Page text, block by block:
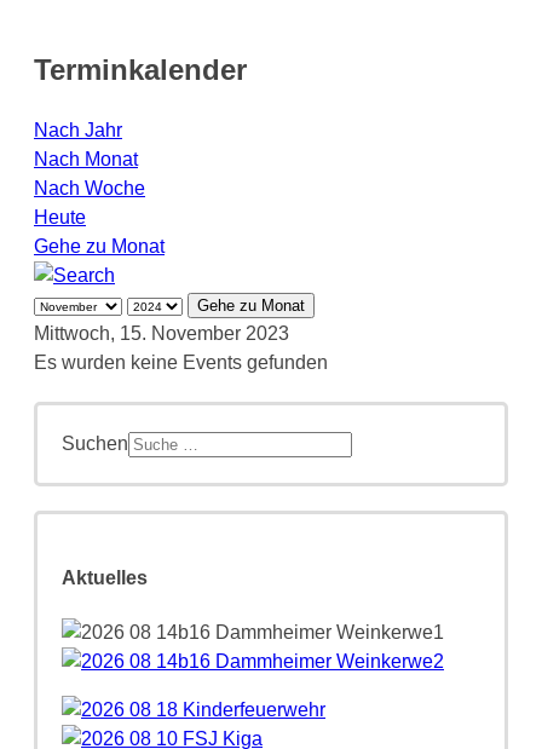
Terminkalender
Nach Jahr
Nach Monat
Nach Woche
Heute
Gehe zu Monat
Gehe zu Monat
Mittwoch, 15. November 2023
Es wurden keine Events gefunden
Suchen
Aktuelles